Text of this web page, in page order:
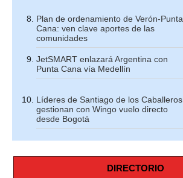
Plan de ordenamiento de Verón-Punta
Cana: ven clave aportes de las
comunidades
JetSMART enlazará Argentina con
Punta Cana vía Medellín
Líderes de Santiago de los Caballeros
gestionan con Wingo vuelo directo
desde Bogotá
DIRECTORIO